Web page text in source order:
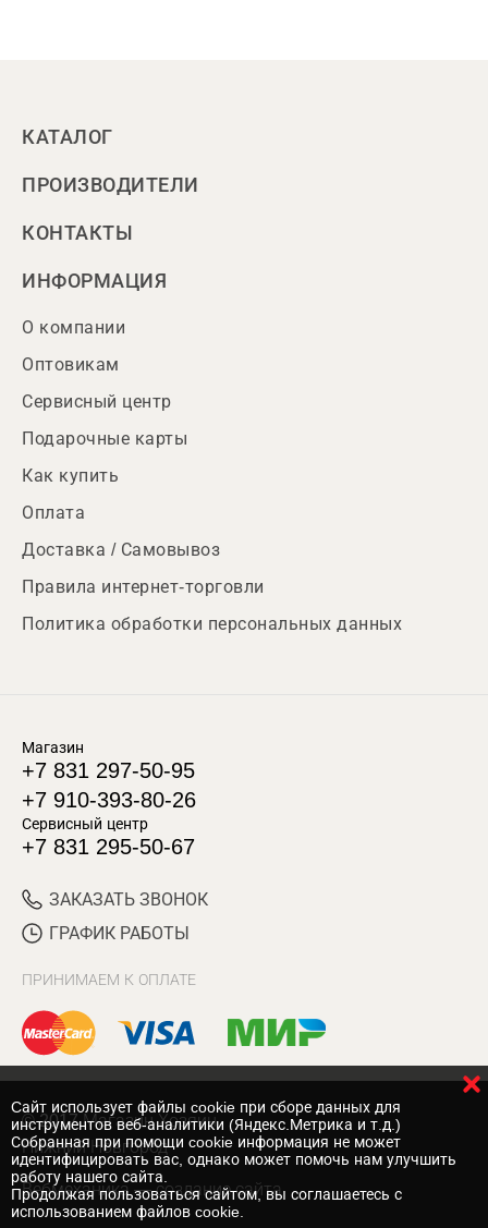
КАТАЛОГ
ПРОИЗВОДИТЕЛИ
КОНТАКТЫ
ИНФОРМАЦИЯ
О компании
Оптовикам
Сервисный центр
Подарочные карты
Как купить
Оплата
Доставка / Самовывоз
Правила интернет-торговли
Политика обработки персональных данных
Магазин
+7 831 297-50-95
+7 910-393-80-26
Сервисный центр
+7 831 295-50-67
ЗАКАЗАТЬ ЗВОНОК
ГРАФИК РАБОТЫ
ПРИНИМАЕМ К ОПЛАТЕ
© 2017 Магазин Хозяин
Нижний Новгород
Вебмеханика — создание сайта
Cайт использует файлы cookie при сборе данных для
инструментов веб-аналитики (Яндекс.Метрика и т.д.)
Собранная при помощи cookie информация не может
идентифицировать вас, однако может помочь нам улучшить
работу нашего сайта.
Продолжая пользоваться сайтом, вы соглашаетесь с
использованием файлов cookie.